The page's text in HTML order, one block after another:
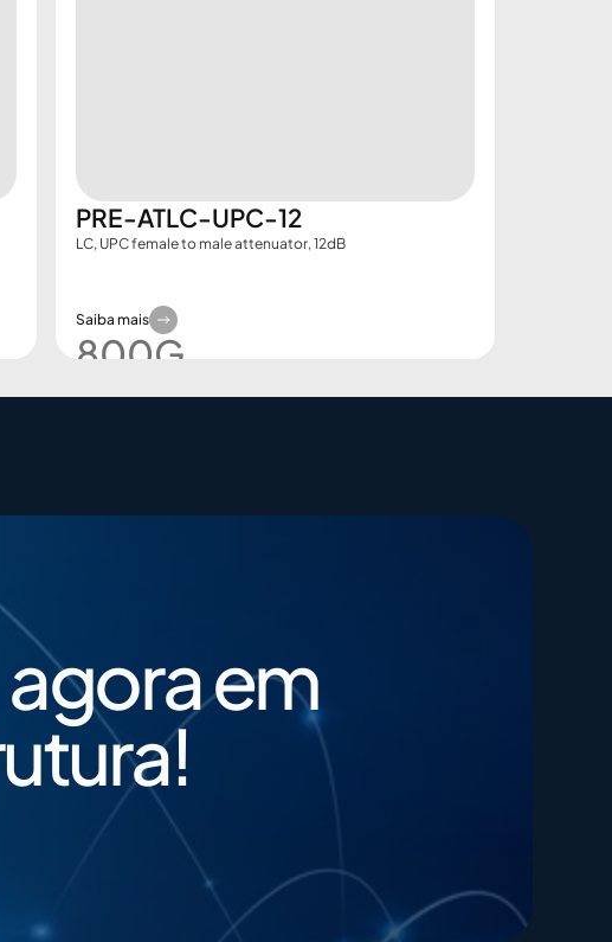
PRE-ATLC-UPC-12
LC, UPC female to male attenuator, 12dB
Saiba mais
800G​
em